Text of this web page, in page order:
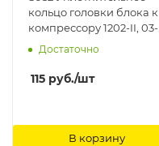
кольцо головки блока к
компрессору 1202-II, 03-
II, 05, 1206, 1208 Jas
Достаточно
115 руб./шт
В корзину